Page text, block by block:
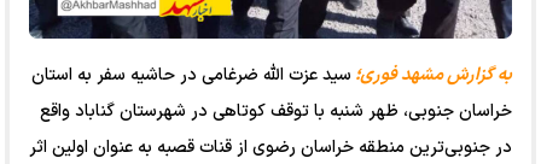
به گزارشمشهد فوری؛ سید عزت الله ضرغامی در حاشیه سفر به استان
خراسان جنوبی، ظهر شنبه با توقف کوتاهی در شهرستان گناباد واقع
در جنوبی‌ترین منطقه خراسان رضوی از قنات قصبه به عنوان اولین اثر